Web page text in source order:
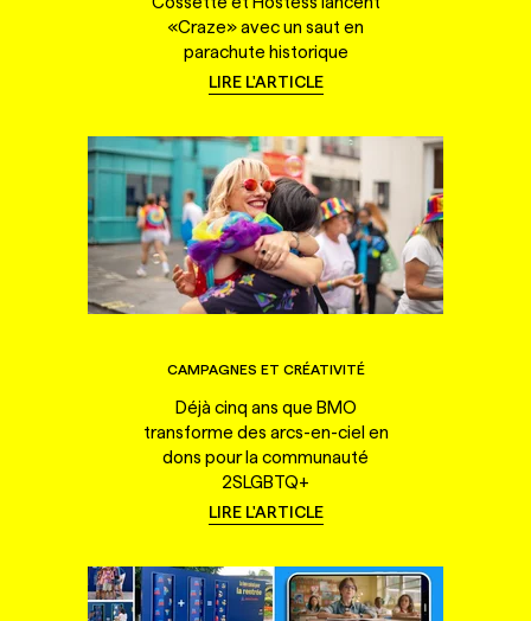
«Craze» avec un saut en
parachute historique
LIRE L'ARTICLE
CAMPAGNES ET CRÉATIVITÉ
Déjà cinq ans que BMO
transforme des arcs-en-ciel en
dons pour la communauté
2SLGBTQ+
LIRE L'ARTICLE